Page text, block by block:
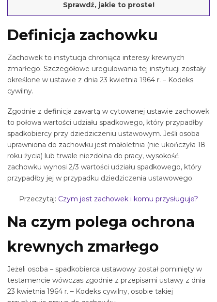
Sprawdź, jakie to proste!
Definicja zachowku
Zachowek to instytucja chroniąca interesy krewnych
zmarłego. Szczegółowe uregulowania tej instytucji zostały
określone w ustawie z dnia 23 kwietnia 1964 r. – Kodeks
cywilny.
Zgodnie z definicja zawartą w cytowanej ustawie zachowek
to połowa wartości udziału spadkowego, który przypadłby
spadkobiercy przy dziedziczeniu ustawowym. Jeśli osoba
uprawniona do zachowku jest małoletnia (nie ukończyła 18
roku życia) lub trwale niezdolna do pracy, wysokość
zachowku wynosi 2/3 wartości udziału spadkowego, który
przypadłby jej w przypadku dziedziczenia ustawowego.
Przeczytaj: Czym jest zachowek i komu przysługuje?
Na czym polega ochrona
krewnych zmarłego
Jeżeli osoba – spadkobierca ustawowy został pominięty w
testamencie wówczas zgodnie z przepisami ustawy z dnia
23 kwietnia 1964 r. – Kodeks cywilny, osobie takiej